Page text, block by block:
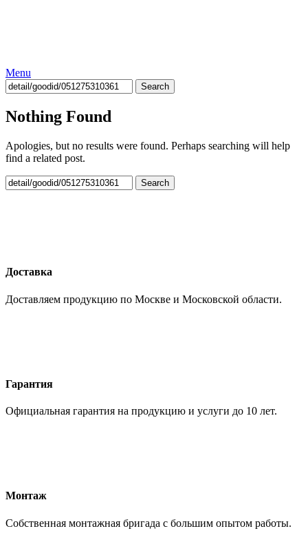
Menu
Search
Nothing Found
Apologies, but no results were found. Perhaps searching will help
find a related post.
Search
Доставка
Доставляем продукцию по Москве и Московской области.
Гарантия
Официальная гарантия на продукцию и услуги до 10 лет.
Монтаж
Собственная монтажная бригада с большим опытом работы.